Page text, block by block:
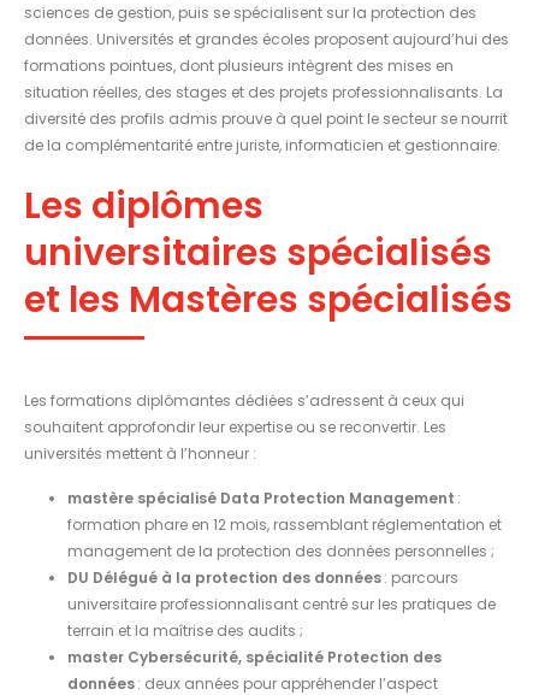
sciences de gestion, puis se spécialisent sur la protection des
données. Universités et grandes écoles proposent aujourd’hui des
formations pointues, dont plusieurs intègrent des mises en
situation réelles, des stages et des projets professionnalisants. La
diversité des profils admis prouve à quel point le secteur se nourrit
de la complémentarité entre juriste, informaticien et gestionnaire.
Les diplômes
universitaires spécialisés
et les Mastères spécialisés
Les formations diplômantes dédiées s’adressent à ceux qui
souhaitent approfondir leur expertise ou se reconvertir. Les
universités mettent à l’honneur :
mastère spécialisé Data Protection Management :
formation phare en 12 mois, rassemblant réglementation et
management de la protection des données personnelles ;
DU Délégué à la protection des données: parcours
universitaire professionnalisant centré sur les pratiques de
terrain et la maîtrise des audits ;
master Cybersécurité, spécialité Protection des
données: deux années pour appréhender l’aspect